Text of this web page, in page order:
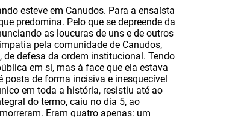
esteve em Canudos. Para a ensaísta
predomina. Pelo que se depreende da
as loucuras de uns e de outros
pela comunidade de Canudos,
defesa da ordem institucional. Tendo
em si, mas à face que ela estava
posta de forma incisiva e inesquecível
em toda a história, resistiu até ao
do termo, caiu no dia 5, ao
Eram quatro apenas: um